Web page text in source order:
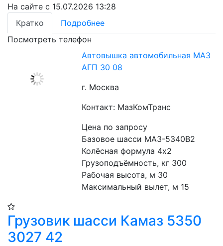
На сайте с 15.07.2026 13:28
Кратко
Подробнее
Посмотреть телефон
Автовышка автомобильная МАЗ
АГП 30 08
г. Москва
Контакт: МазКомТранс
Цена по запросу
Базовое шасси МАЗ-5340B2
Колёсная формула 4х2
Грузоподъёмность, кг 300
Рабочая высота, м 30
Максимальный вылет, м 15
Грузовик шасси Камаз 5350
3027 42